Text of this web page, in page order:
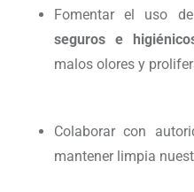
Fomentar el uso de
seguros e
malos olores y
Colaborar con
mantener limpia